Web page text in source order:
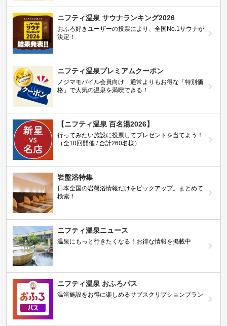
ニフティ温泉 サウナランキング2026
おふろ好きユーザーの投票により、全国No.1サウナが
決定！
ニフティ温泉プレミアムクーポン
ノジマモバイル会員向け 通常よりもお得な「特別価
格」で人気の温泉を満喫できる！
【ニフティ温泉 百名湯2026】
行ってみたい施設に投票してプレゼントを当てよう！
（全10回開催 / 合計260名様）
岩盤浴特集
日本全国の岩盤浴情報だけをピックアップ。まとめて
検索！
ニフティ温泉ニュース
温泉にもっと行きたくなる！お得な情報を掲載中
ニフティ温泉 おふろパス
温浴施設をお得に楽しめるサブスクリプションプラン